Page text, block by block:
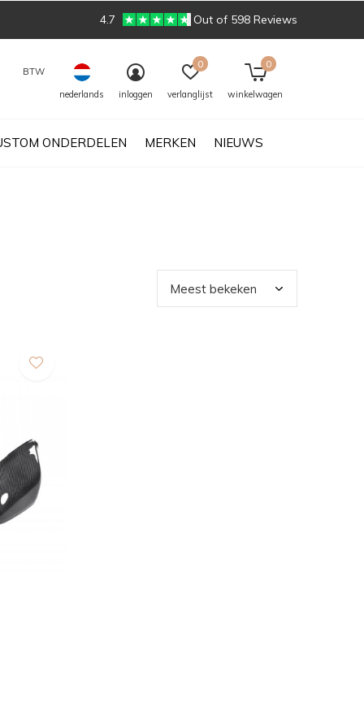
ONDERDELEN MERKEN NIEUWS
BTW
nederlands
inloggen verlanglijst
0
winkelwagen
0
4.7 Out of 598 Reviews